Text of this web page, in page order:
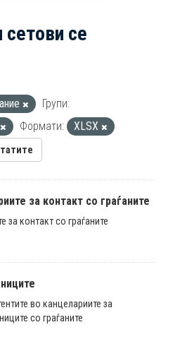
сетови се
Групи:
Формати: XLSX
за контакт со граѓаните
за контакт со граѓаните
во канцелариите за
со граѓаните